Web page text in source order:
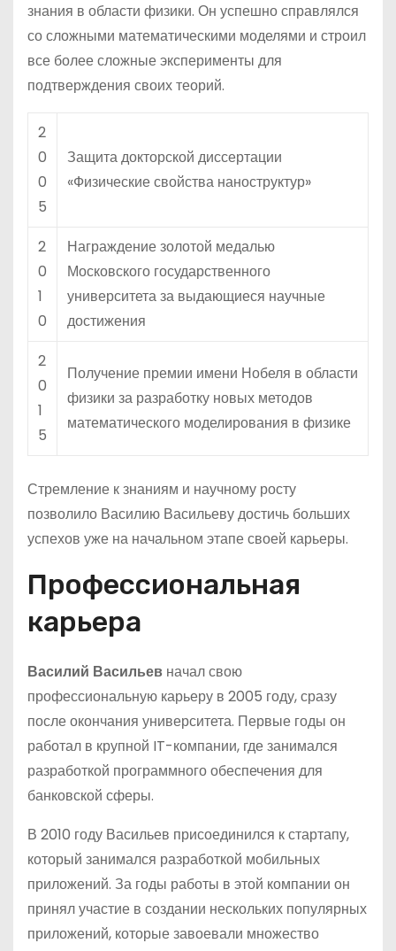
знания в области физики. Он успешно справлялся
со сложными математическими моделями и строил
все более сложные эксперименты для
подтверждения своих теорий.
2
0
0
5
Защита докторской диссертации
«Физические свойства наноструктур»
2
0
1
0
Награждение золотой медалью
Московского государственного
университета за выдающиеся научные
достижения
2
0
1
5
Получение премии имени Нобеля в области
физики за разработку новых методов
математического моделирования в физике
Стремление к знаниям и научному росту
позволило Василию Васильеву достичь больших
успехов уже на начальном этапе своей карьеры.
Профессиональная
карьера
Василий Васильев начал свою
профессиональную карьеру в 2005 году, сразу
после окончания университета. Первые годы он
работал в крупной IT-компании, где занимался
разработкой программного обеспечения для
банковской сферы.
В 2010 году Васильев присоединился к стартапу,
который занимался разработкой мобильных
приложений. За годы работы в этой компании он
принял участие в создании нескольких популярных
приложений, которые завоевали множество